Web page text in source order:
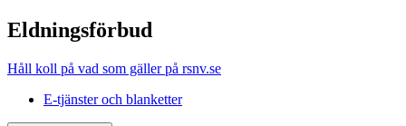
Eldningsförbud
Håll koll på vad som gäller på rsnv.se
E-tjänster och blanketter